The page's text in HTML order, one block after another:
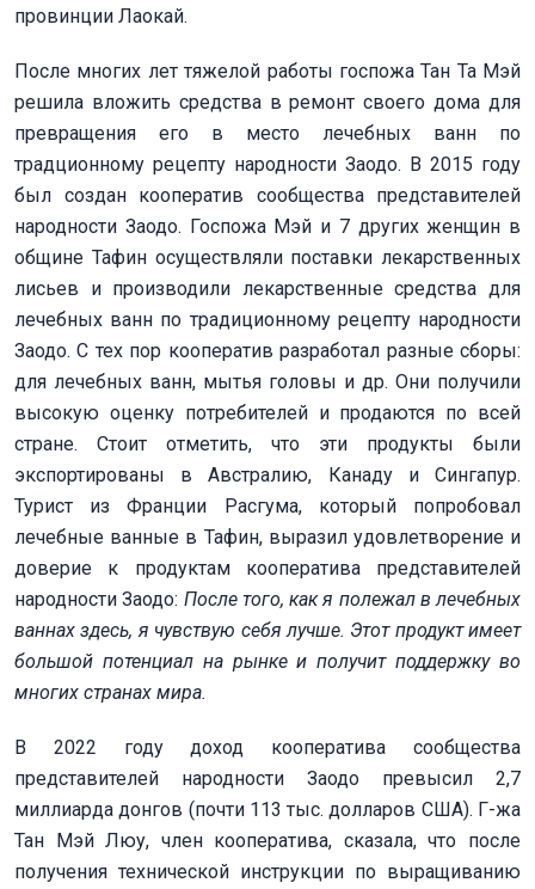
провинции Лаокай.
После многих лет тяжелой работы госпожа Тан Та Мэй
решила вложить средства в ремонт своего дома для
превращения его в место лечебных ванн по
традционному рецепту народности Заодо. В 2015 году
был создан кооператив сообщества представителей
народности Заодо. Госпожа Мэй и 7 других женщин в
общине Тафин осуществляли поставки лекарственных
лисьев и производили лекарственные средства для
лечебных ванн по традиционному рецепту народности
Заодо. С тех пор кооператив разработал разные сборы:
для лечебных ванн, мытья головы и др. Они получили
высокую оценку потребителей и продаются по всей
стране. Стоит отметить, что эти продукты были
экспортированы в Австралию, Канаду и Сингапур.
Турист из Франции Расгума, который попробовал
лечебные ванные в Тафин, выразил удовлетворение и
доверие к продуктам кооператива представителей
народности Заодо: После того, как я полежал в лечебных
ваннах здесь, я чувствую себя лучше. Этот продукт имеет
большой потенциал на рынке и получит поддержку во
многих странах мира.
В 2022 году доход кооператива сообщества
представителей народности Заодо превысил 2,7
миллиарда донгов (почти 113 тыс. долларов США). Г-жа
Тан Мэй Люу, член кооператива, сказала, что после
получения технической инструкции по выращиванию